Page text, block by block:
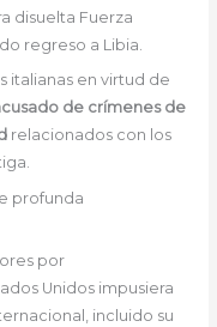
disuelta Fuerza
regreso a Libia.
italianas en virtud de
de crímenes de
relacionados con los
profunda
por
Unidos impusiera
incluido su